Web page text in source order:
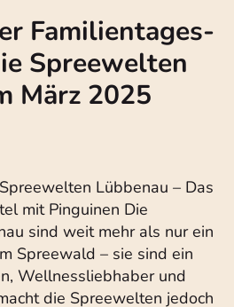
Familientages-
Spreewelten
März 2025
Lübbenau – Das
mit Pinguinen Die
sind weit mehr als nur ein
Spreewald – sie sind ein
Wellnessliebhaber und
die Spreewelten jedoch